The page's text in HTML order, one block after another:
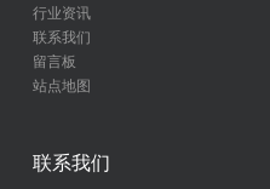
行业资讯
联系我们
留言板
站点地图
联系我们